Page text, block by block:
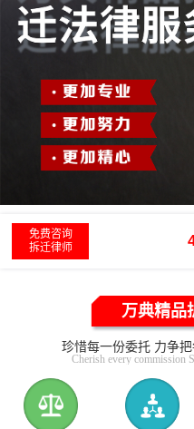
免费咨询
拆迁律师
万典精品
珍惜每一份委托 力争
Cherish every commission